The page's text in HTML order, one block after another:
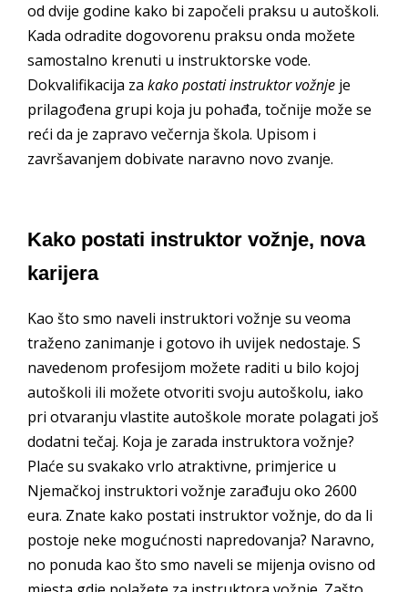
od dvije godine kako bi započeli praksu u autoškoli.
Kada odradite dogovorenu praksu onda možete
samostalno krenuti u instruktorske vode.
Dokvalifikacija za kako postati instruktor vožnje je
prilagođena grupi koja ju pohađa, točnije može se
reći da je zapravo večernja škola. Upisom i
završavanjem dobivate naravno novo zvanje.
Kako postati instruktor vožnje, nova
karijera
Kao što smo naveli instruktori vožnje su veoma
traženo zanimanje i gotovo ih uvijek nedostaje. S
navedenom profesijom možete raditi u bilo kojoj
autoškoli ili možete otvoriti svoju autoškolu, iako
pri otvaranju vlastite autoškole morate polagati još
dodatni tečaj. Koja je zarada instruktora vožnje?
Plaće su svakako vrlo atraktivne, primjerice u
Njemačkoj instruktori vožnje zarađuju oko 2600
eura. Znate kako postati instruktor vožnje, do da li
postoje neke mogućnosti napredovanja? Naravno,
no ponuda kao što smo naveli se mijenja ovisno od